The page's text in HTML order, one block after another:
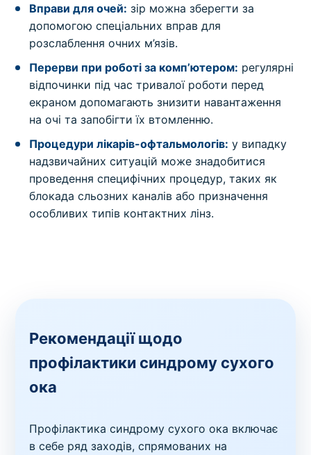
Вправи для очей: зір можна зберегти за
допомогою спеціальних вправ для
розслаблення очних м’язів.
Перерви при роботі за комп’ютером: регулярні
відпочинки під час тривалої роботи перед
екраном допомагають знизити навантаження
на очі та запобігти їх втомленню.
Процедури лікарів-офтальмологів: у випадку
надзвичайних ситуацій може знадобитися
проведення специфічних процедур, таких як
блокада сльозних каналів або призначення
особливих типів контактних лінз.
Рекомендації щодо
профілактики синдрому сухого
ока
Профілактика синдрому сухого ока включає
в себе ряд заходів, спрямованих на